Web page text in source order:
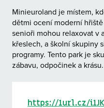
Minieuroland je místem,
dětmi ocení moderní
senioři mohou relaxovat v
křeslech, a školní skupiny
programy. Tento park je
zábavu, odpočinek a krásu.
https://1url.cz/